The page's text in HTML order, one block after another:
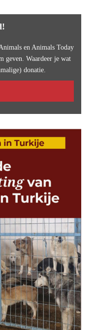
en Animals Today
geven. Waardeer je wat
donatie.